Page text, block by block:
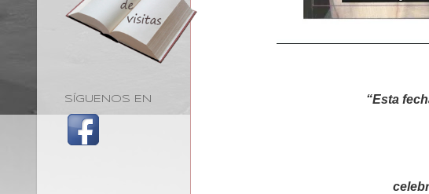
“Esta
SÍGUENOS EN